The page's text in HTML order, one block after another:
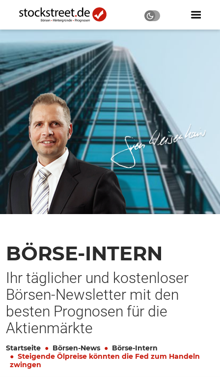
BÖRSE-INTERN
Ihr täglicher und kostenloser
Börsen-Newsletter mit den
besten Prognosen für die
Aktienmärkte
Startseite Börsen-News
Börse-Intern
Steigende Ölpreise könnten die Fed zum Handeln
zwingen